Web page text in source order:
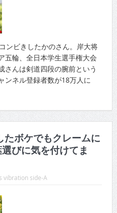
ンビきしたかのさん。岸大将
五輪、全日本学生選手権大会
さんは剣道四段の腕前という
ンネル登録者数が18万人に
ボケでもクレームに
びに気を付けてま
vibration side-A